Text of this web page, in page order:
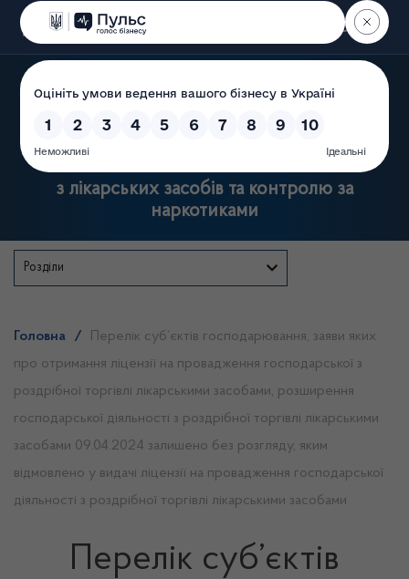
Пошук
Державна служба України
з лікарських засобів та контролю за
наркотиками
Розділи
Головна /
Перелік суб’єктів господарювання, заяви яких
про отримання ліцензії на провадження господарської з
роздрібної торгівлі лікарськими засобами, розширення
господарської діяльності з роздрібної торгівлі лікарськими
засобами 09.04.2024 залишено без розгляду, яким
відмовлено у видачі ліцензії на провадження господарської
діяльності з роздрібної торгівлі лікарськими засобами
Перелік суб’єктів